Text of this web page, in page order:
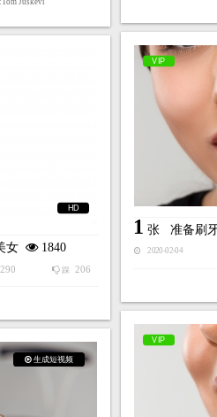
VIP
1 张 准备刷
2020-02-04
HD
女 1840
踩 206
290
VIP
生成短视频